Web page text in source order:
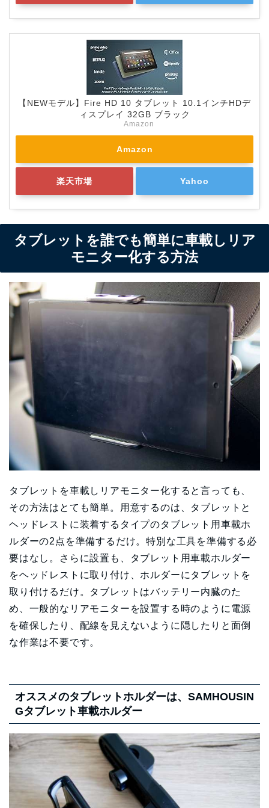
【NEWモデル】Fire HD 10 タブレット 10.1インチHDデ
ィスプレイ 32GB ブラック
Amazon
Amazon
楽天市場 Yahoo
タブレットを誰でも簡単に車載しリア
モニター化する方法
タブレットを車載しリアモニター化すると言っても、
その方法はとても簡単。用意するのは、タブレットと
ヘッドレストに装着するタイプのタブレット用車載ホ
ルダーの2点を準備するだけ。特別な工具を準備する必
要はなし。さらに設置も、タブレット用車載ホルダー
をヘッドレストに取り付け、ホルダーにタブレットを
取り付けるだけ。タブレットはバッテリー内臓のた
め、一般的なリアモニターを設置する時のように電源
を確保したり、配線を見えないように隠したりと面倒
な作業は不要です。
オススメのタブレットホルダーは、SAMHOUSIN
Gタブレット車載ホルダー